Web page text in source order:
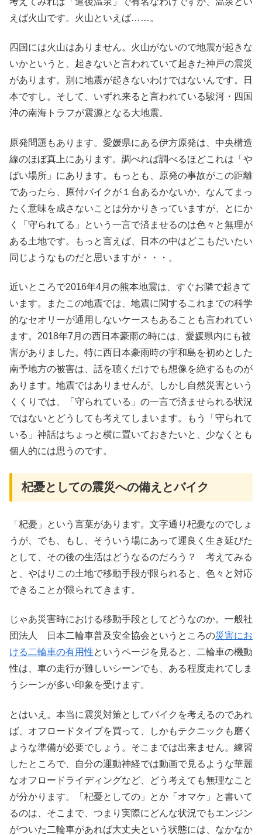
えば火山です。火山といえば……。
四国には火山はありません。火山がないので地震が起きな
いかというと、起きないと言われていて起きた神戸の震災
があります。別に地震が起きないわけではないんです。日
本ですし。そして、いずれ来ると言われている駿河・四国
沖の南海トラフが震源となる大地震。
原発問題もあります。愛媛県にある伊方原発は、中央構造
線のほぼ真上にあります。調べれば調べるほどこれは「や
ばい場所」にあります。もっとも、原発の事故がこの距離
であったら、原付バイクが１台あるかないか、なんてまっ
たく意味を成さないことは分かりきっていますが、とにか
く「守られてる」という一言で済ませるのは色々と無理が
ある土地です。もっと言えば、日本の中はどこもだいたい
同じようなものだと思いますが・・・。
近いところで2016年4月の熊本地震は、すぐお隣で起きて
います。またこの地震では、地震に関するこれまでの科学
的なセオリーが通用しないケースもあることも言われてい
ます。2018年7月の西日本豪雨の時には、愛媛県内にも被
害がありました。特に西日本豪雨時の宇和島を初めとした
南予地方の被害は、話を聴くだけでも想像を絶するものが
あります。地震ではありませんが、しかし自然災害という
くくりでは、「守られている」の一言で済ませられる状況
ではないとどうしても考えてしまいます。もう「守られて
いる」神話はちょっと横に置いておきたいと、少なくとも
個人的には思うのです。
杞憂としての震災への備えとバイク
「杞憂」という言葉があります。文字通り杞憂なのでしょ
うが、でも、もし、そういう場にあって運良く生き延びた
として、その後の生活はどうなるのだろう？ 考えてみる
と、やはりこの土地で移動手段が限られると、色々と対応
できることが限られてきます。
じゃあ災害時における移動手段としてどうなのか。一般社
団法人 日本二輪車普及安全協会というところの災害にお
ける二輪車の有用性というページを見ると、二輪車の機動
性は、車の走行が難しいシーンでも、ある程度走れてしま
うシーンが多い印象を受けます。
とはいえ。本当に震災対策としてバイクを考えるのであれ
ば、オフロードタイプを買って、しかもテクニックも磨く
ような準備が必要でしょう。そこまでは出来ません。練習
したところで、自分の運動神経では動画で見るような華麗
なオフロードライディングなど、どう考えても無理なこと
が分かります。「杞憂としての」とか「オマケ」と書いて
るのは、そこまで、つまり実際にどんな状況でもエンジン
がついた二輪車があれば大丈夫という状態には、なかなか